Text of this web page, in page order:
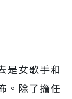
是女歌手和
。除了擔任